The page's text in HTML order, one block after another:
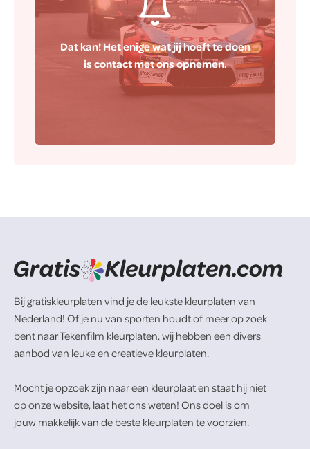
Dat kan! Het enige wat jij hoeft te doen
is contact met ons opnemen.
Contact
Bij gratiskleurplaten vind je de leukste kleurplaten van
Nederland! Of je nu van sporten houdt of meer op zoek
bent naar Tekenfilm kleurplaten, wij hebben een divers
aanbod van leuke en creatieve kleurplaten.
Mocht je opzoek zijn naar een kleurplaat en staat hij niet
op onze website, laat het ons weten! Ons doel is om
jouw makkelijk van de beste kleurplaten te voorzien.